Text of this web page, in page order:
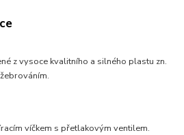
z vysoce kvalitního a silného plastu zn.
víčkem s přetlakovým ventilem.